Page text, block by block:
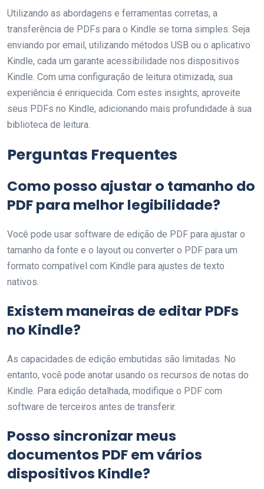
Utilizando as abordagens e ferramentas corretas, a
transferência de PDFs para o Kindle se torna simples. Seja
enviando por email, utilizando métodos USB ou o aplicativo
Kindle, cada um garante acessibilidade nos dispositivos
Kindle. Com uma configuração de leitura otimizada, sua
experiência é enriquecida. Com estes insights, aproveite
seus PDFs no Kindle, adicionando mais profundidade à sua
biblioteca de leitura.
Perguntas Frequentes
Como posso ajustar o tamanho do
PDF para melhor legibilidade?
Você pode usar software de edição de PDF para ajustar o
tamanho da fonte e o layout ou converter o PDF para um
formato compatível com Kindle para ajustes de texto
nativos.
Existem maneiras de editar PDFs
no Kindle?
As capacidades de edição embutidas são limitadas. No
entanto, você pode anotar usando os recursos de notas do
Kindle. Para edição detalhada, modifique o PDF com
software de terceiros antes de transferir.
Posso sincronizar meus
documentos PDF em vários
dispositivos Kindle?